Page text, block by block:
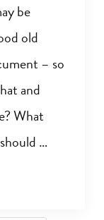
be
old
– so
and
What
…